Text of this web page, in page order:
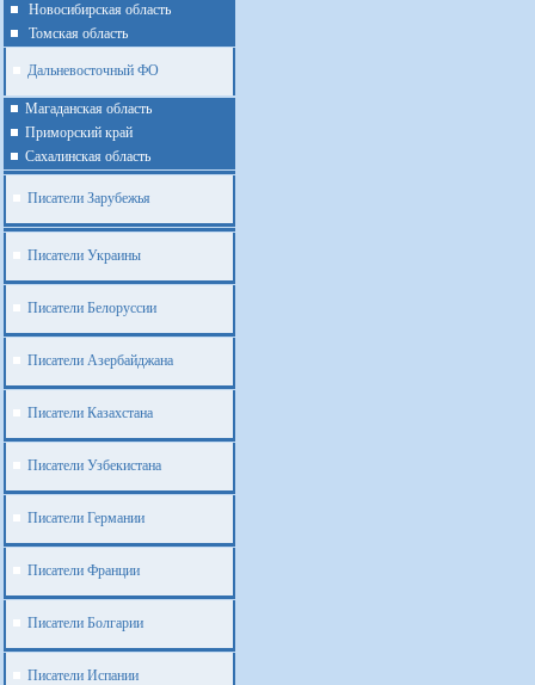
Новосибирская область
Томская область
Дальневосточный ФО
Магаданская область
Приморский край
Cахалинская область
Писатели Зарубежья
Писатели Украины
Писатели Белоруссии
Писатели Азербайджана
Писатели Казахстана
Писатели Узбекистана
Писатели Германии
Писатели Франции
Писатели Болгарии
Писатели Испании